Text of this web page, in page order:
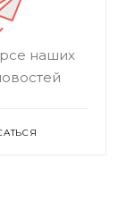
наших